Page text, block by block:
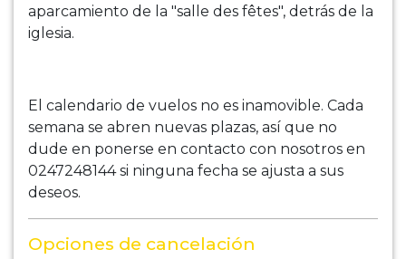
aparcamiento de la "salle des fêtes", detrás de la
iglesia.
El calendario de vuelos no es inamovible. Cada
semana se abren nuevas plazas, así que no
dude en ponerse en contacto con nosotros en
0247248144 si ninguna fecha se ajusta a sus
deseos.
Opciones de cancelación